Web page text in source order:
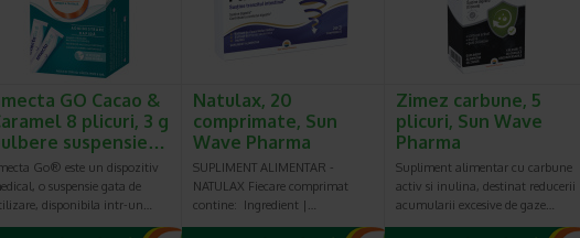
GO Cacao &
8 plicuri, 3 g
suspensie…
Go® este un dispozitiv
o suspensie gata de
disponibila intr-un…
Natulax, 20
comprimate, Sun
Wave Pharma
SUPLIMENT ALIMENTAR -
NATULAX Fiecare comprimat
contine: Ingredient |…
Zimez carbune, 5
plicuri, Sun Wave
Pharma
Supliment alimentar cu carbune
activ si inulina, destinat reducerii
acumularii excesive de gaze…